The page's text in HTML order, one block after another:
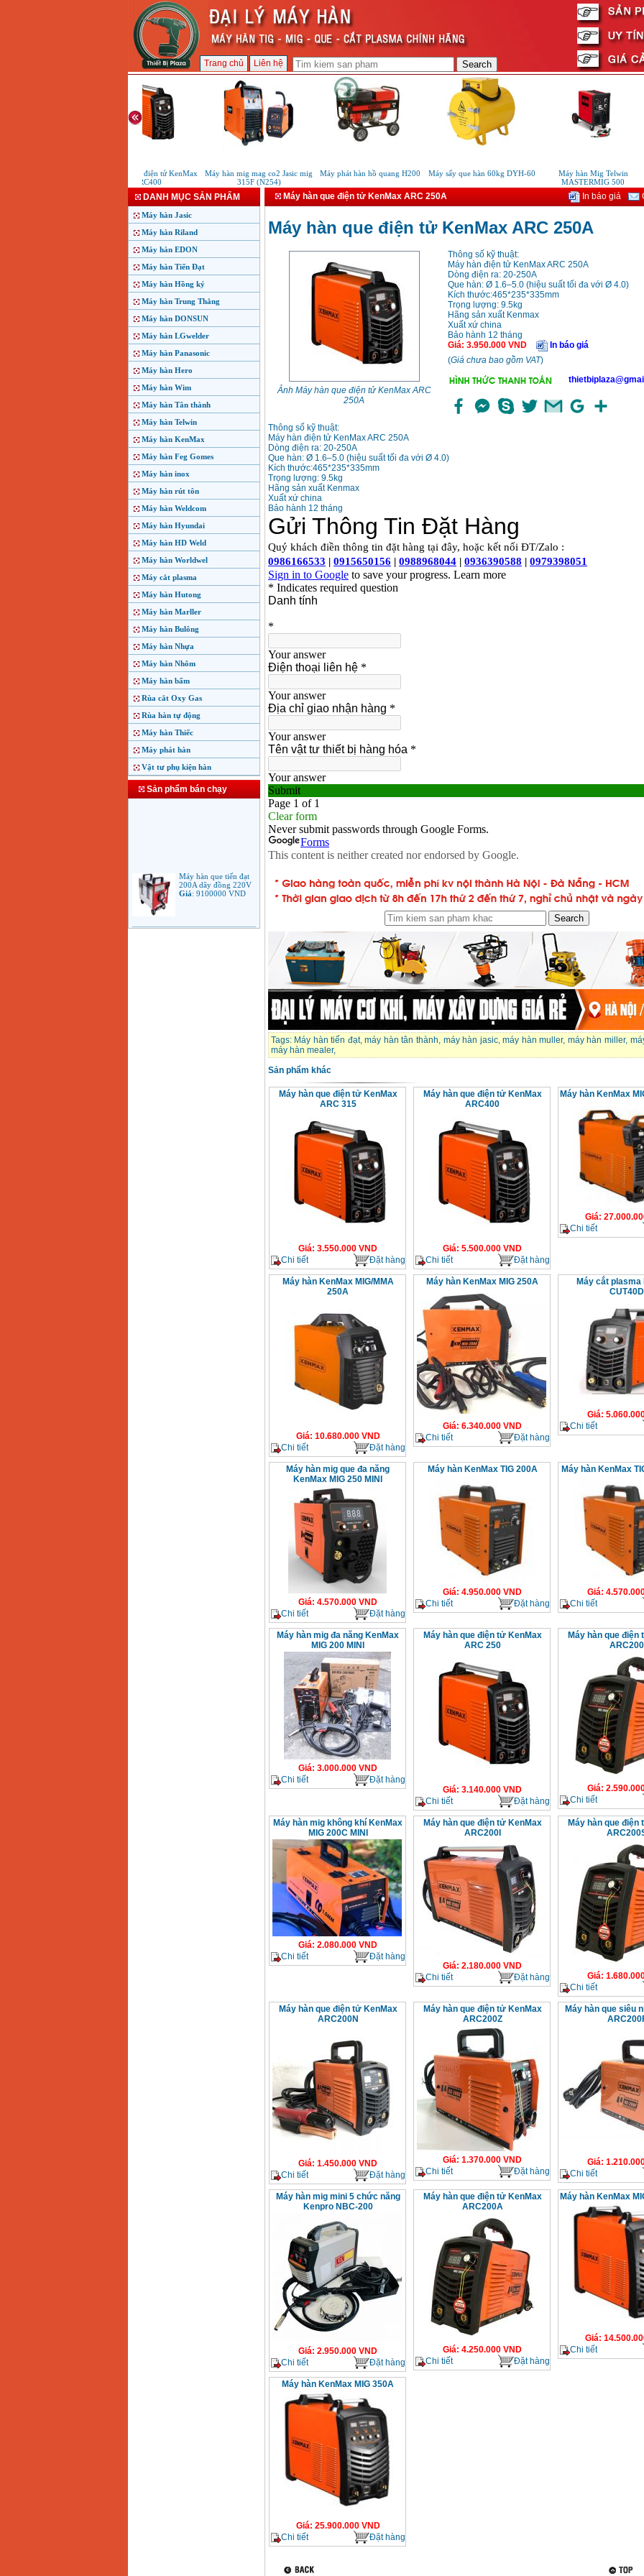
Trang chủ Liên hệ
Máy hàn que điện tử KenMax
ARC400
Máy hàn mig mag co2 Jasic mig
315F (N254)
Máy phát hàn hồ quang H200 Máy sấy que hàn 60kg DYH-60
Máy hàn Mig Telwin
MASTERMIG 500
DANH MỤC SẢN PHẨM
Máy hàn Jasic
Máy hàn Riland
Máy hàn EDON
Máy hàn Tiến Đạt
Máy hàn Hồng ký
Máy hàn Trung Thắng
Máy hàn DONSUN
Máy hàn LGwelder
Máy hàn Panasonic
Máy hàn Hero
Máy hàn Wim
Máy hàn Tân thành
Máy hàn Telwin
Máy hàn KenMax
Máy hàn Feg Gomes
Máy hàn inox
Máy hàn rút tôn
Máy hàn Weldcom
Máy hàn Hyundai
Máy hàn HD Weld
Máy hàn Worldwel
Máy cắt plasma
Máy hàn Hutong
Máy hàn Marller
Máy hàn Bulông
Máy hàn Nhựa
Máy hàn Nhôm
Máy hàn bấm
Rùa cắt Oxy Gas
Rùa hàn tự động
Máy hàn Thiếc
Máy phát hàn
Vật tư phụ kiện hàn
Sản phẩm bán chạy
200A dây đồng 220V
Giá:9100000VND
Máy hàn que điện tử
Máy hàn que điện tử KenMax ARC 250A In báo giá
Máy hàn que điện tử KenMax ARC 250A
Ảnh Máy hàn que điện tử KenMax ARC
250A
Thông số kỹ thuật:
Máy hàn điện tử KenMax ARC 250A
Dòng điện ra: 20-250A
Que hàn: Ø 1.6–5.0 (hiệu suất tối đa với Ø 4.0)
Kích thước:465*235*335mm
Trọng lượng: 9.5kg
Hãng sản xuất Kenmax
Xuất xứ china
Bảo hành 12 tháng
Giá: 3.950.000VND
In báo giá
(Giá chưa bao gồm VAT)
Thông số kỹ thuật:
Máy hàn điện tử KenMax ARC 250A
Dòng điện ra: 20-250A
Que hàn: Ø 1.6–5.0 (hiệu suất tối đa với Ø 4.0)
Kích thước:465*235*335mm
Trọng lượng: 9.5kg
Hãng sản xuất Kenmax
Xuất xứ china
Bảo hành 12 tháng
Tags: Máy hàn tiến đạt,máy hàn tân thành, máy hàn jasic,máy hàn muller, máy hàn miller,
máy hàn mealer,
Sản phẩm khác
Máy hàn que điện tử KenMax
ARC 315
Giá: 3.550.000 VND
Chi tiết
Đặt hàng
Máy hàn que điện tử KenMax
ARC400
Giá: 5.500.000 VND
Chi tiết
Đặt hàng
Máy hàn KenMax
Giá:
Chi tiết
Máy hàn KenMax MIG/MMA
250A
Giá: 10.680.000VND
Chi tiết
Đặt hàng
Máy hàn KenMax MIG 250A
Giá: 6.340.000 VND
Chi tiết
Đặt hàng
Máy cắt plasma
CUT40D
Giá:
Chi tiết
Máy hàn mig que đa năng
KenMax MIG 250 MINI
Giá: 4.570.000 VND
Chi tiết
Đặt hàng
Máy hàn KenMax TIG 200A
Giá: 4.950.000 VND
Chi tiết
Đặt hàng
Máy hàn KenMax
Giá:
Chi tiết
Máy hàn mig đa năng KenMax
MIG 200 MINI
Giá: 3.000.000 VND
Chi tiết
Đặt hàng
Máy hàn que điện tử KenMax
ARC 250
Giá: 3.140.000 VND
Chi tiết
Đặt hàng
Máy hàn que điện
ARC200
Giá:
Chi tiết
Máy hàn mig không khí KenMax
MIG 200C MINI
Giá: 2.080.000 VND
Chi tiết
Đặt hàng
Máy hàn que điện tử KenMax
ARC200I
Giá: 2.180.000 VND
Chi tiết
Đặt hàng
Máy hàn que điện
Giá:
Chi tiết
Máy hàn que điện tử KenMax
ARC200N
Giá: 1.450.000 VND
Chi tiết
Đặt hàng
Máy hàn que điện tử KenMax
ARC200Z
Giá: 1.370.000 VND
Chi tiết
Đặt hàng
Máy hàn que siêu
Giá:
Chi tiết
Máy hàn mig mini 5 chức năng
Kenpro NBC-200
Giá: 2.950.000 VND
Chi tiết
Đặt hàng
Máy hàn que điện tử KenMax
ARC200A
Giá: 4.250.000 VND
Chi tiết
Đặt hàng
Máy hàn KenMax
Giá:
Chi tiết
Máy hàn KenMax MIG 350A
Giá: 25.900.000VND
Chi tiết
Đặt hàng